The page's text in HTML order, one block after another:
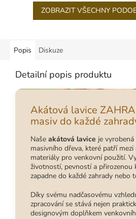
ZOBRAZIT VŠECHNY
Popis Diskuze
Detailní popis produktu
Akátová lavice
masiv do každé
Naše akátová lavice je
masivního dřeva, které patří
materiály pro venkovní použití.
životností, pevností a přirozenou
zapadne do každé zahrady nebo
Díky svému nadčasovému
zpracování se stává nejen
designovým doplňkem